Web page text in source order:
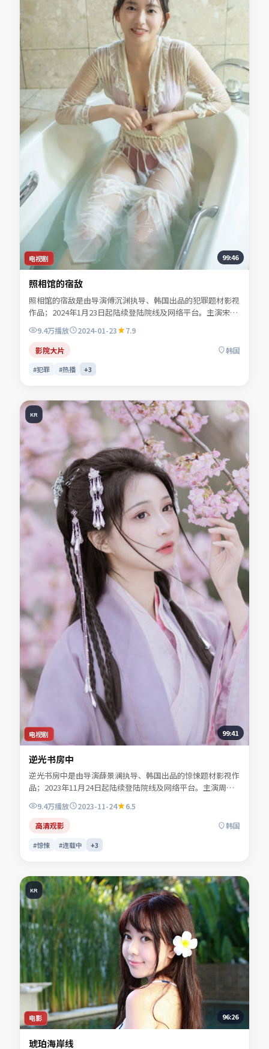
电视剧 99:46
照相馆的宿敌
照相馆的宿敌是由导演傅沉渊执导、韩国出品的犯罪题材影视
作品；2024年1月23日起陆续登陆院线及网络平台。主演宋慕
青、秦牧野、沈昭野、程见微等共同诠释一段充满转折的人物
命运。影像风格克制，留白处反而是情绪最浓烈的部分。适合
检索「犯罪电影」「韩国影片」「2024年上映」等关键词的
9.4万播放 2024-01-23
7.9
影院大片
韩国
#犯罪 #热播 +3
电视剧
KR
99:41
逆光书房中
逆光书房中是由导演薛景澜执导、韩国出品的惊悚题材影视作
品；2023年11月24日起陆续登陆院线及网络平台。主演周屿
森、商时序、闻晚风、许南星等共同诠释一段充满转折的人物
命运。地缘风貌被写得具体可信，地域气质成为叙事推手。适
合检索「惊悚电影」「韩国影片」「2023年上映」等关键词
9.4万播放 2023-11-24
6.5
高清观影
韩国
#惊悚 #连载中 +3
电影
KR
96:26
琥珀海岸线